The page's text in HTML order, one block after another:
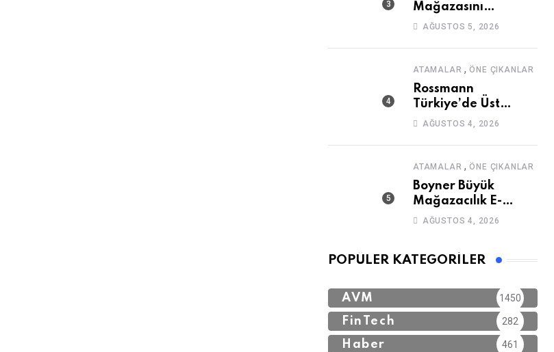
Mağazasını
Galataport’ta
AĞUSTOS 5, 2026
ATAMALAR ,ÖNE ÇIKANLAR
Rossmann
Türkiye’de Üst
Düzey Atama
AĞUSTOS 4, 2026
ATAMALAR ,ÖNE ÇIKANLAR
Boyner Büyük
Mağazacılık E-
Ticaret Genel Müdür
AĞUSTOS 4, 2026
POPÜLER KATEGORILER
AVM 1450
FinTech 282
Haber 461